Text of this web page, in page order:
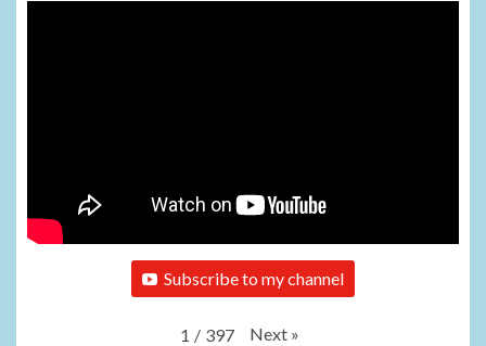
Subscribe to my channel
1 / 397 Next »